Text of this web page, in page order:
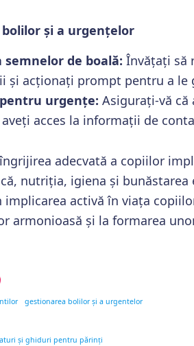
și a urgențelor
semnelor de boală: Învățați să
și acționați prompt pentru a le
urgențe: Asigurați-vă
acces la informații de
adecvată a copiilor
nutriția, igiena și
implicarea activă în viața
armonioasă și la formarea
gestionarea bolilor și a urgentelor
și ghiduri pentru părinți